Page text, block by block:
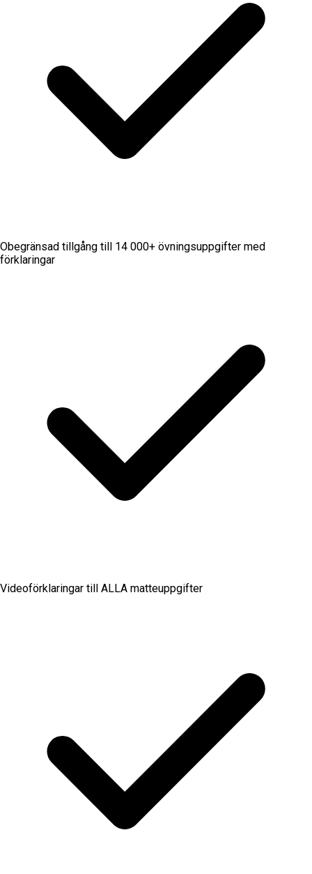
Obegränsad tillgång till 14 000+ övningsuppgifter med
förklaringar
Videoförklaringar till ALLA matteuppgifter